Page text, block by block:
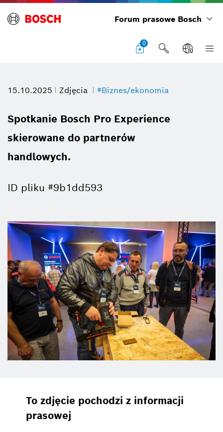
Forum prasowe Bosch
0
15.10.2025 Zdjęcia #Biznes/ekonomia
Spotkanie Bosch Pro Experience
skierowane do partnerów
handlowych.
ID pliku #9b1dd593
To zdjęcie pochodzi z informacji
prasowej